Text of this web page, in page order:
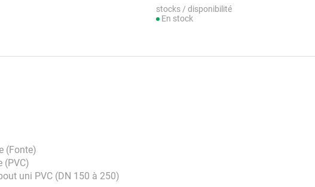
stocks / disponibilité
En stock
(Fonte)
(PVC)
uni PVC (DN 150 à 250)